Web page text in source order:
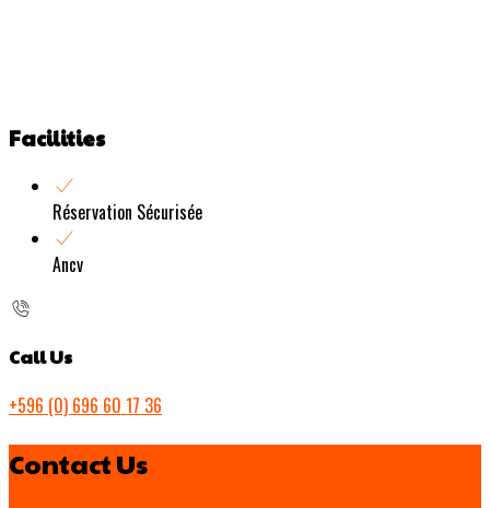
Facilities
Réservation Sécurisée
Ancv
Call Us
+596 (0) 696 60 17 36
Contact Us